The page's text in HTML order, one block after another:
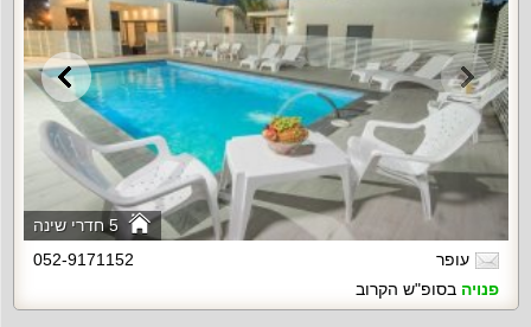
5 חדרי שינה
עופר
052-9171152
פנויה בסופ"ש הקרוב